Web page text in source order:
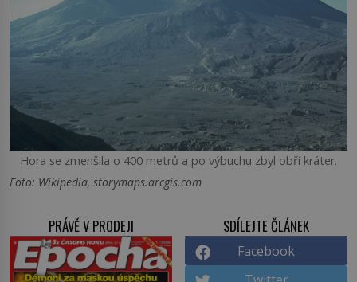
Hora se zmenšila o 400 metrů a po výbuchu zbyl obří kráter.
Foto: Wikipedia, storymaps.arcgis.com
PRÁVĚ V PRODEJI SDÍLEJTE ČLÁNEK
Facebook